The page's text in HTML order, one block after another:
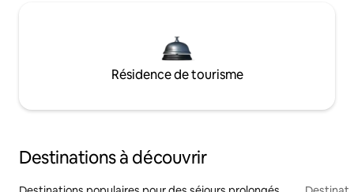
Résidence de tourisme
Destinations à découvrir